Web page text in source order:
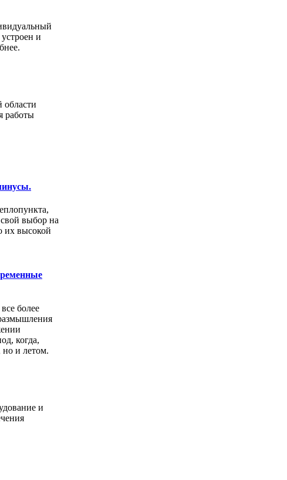
и
области
работы
выбор на
их высокой
более
когда,
но и летом.
и